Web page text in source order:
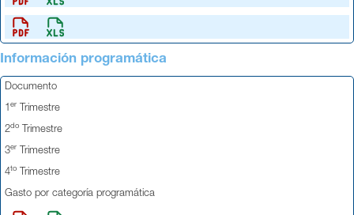
Información programática
Documento
1 er Trimestre
2do Trimestre
3er Trimestre
4to Trimestre
Gasto por categoría programática